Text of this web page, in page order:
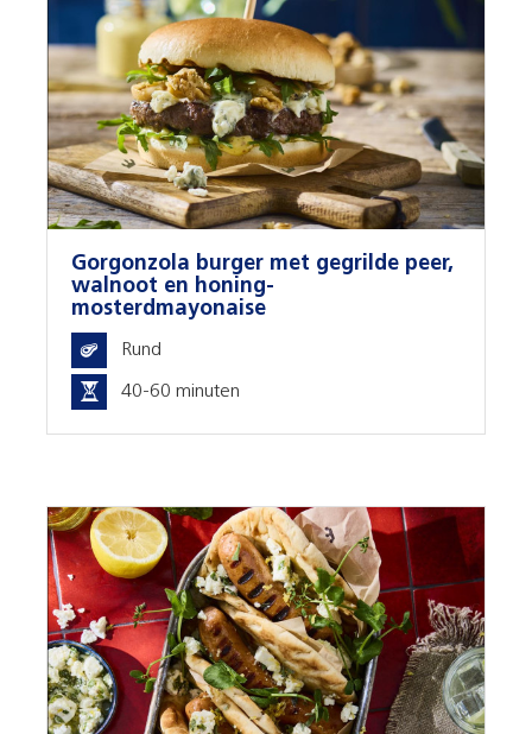
Gorgonzola burger met gegrilde peer,
walnoot en honing-
mosterdmayonaise
Rund
40-60 minuten